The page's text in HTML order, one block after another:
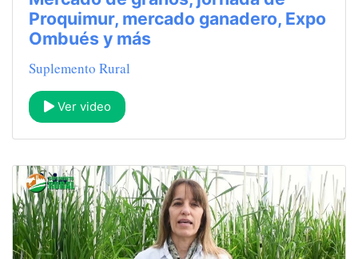
Proquimur, mercado ganadero, Expo
Ombués y más
Suplemento Rural
Ver video